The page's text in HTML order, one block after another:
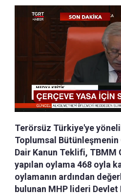
Terörsüz Türkiye'ye
Toplumsal
Dair Kanun Teklifi, TBMM
yapılan oylama 468 oyla
oylamanın ardından
bulunan MHP lideri Devlet